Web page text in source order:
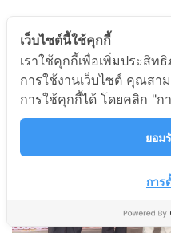
เว็บไซต์นี้ใช้คุกกี้
เราใช้คุกกี้เพื่อเพิ่มประสิ
การใช้งานเว็บไซต์ คุณสา
การใช้คุกกี้ได้ โดยคลิก "ก
ยอม
การ